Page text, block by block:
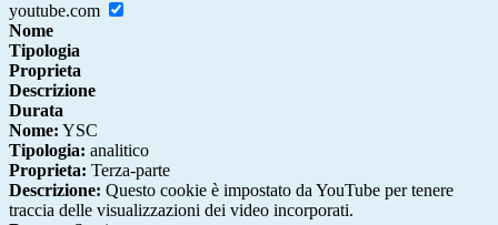
youtube.com
Nome
Tipologia
Proprieta
Descrizione
Durata
Nome: YSC
Tipologia: analitico
Proprieta: Terza-parte
Descrizione: Questo cookie è impostato da YouTube per tenere
traccia delle visualizzazioni dei video incorporati.